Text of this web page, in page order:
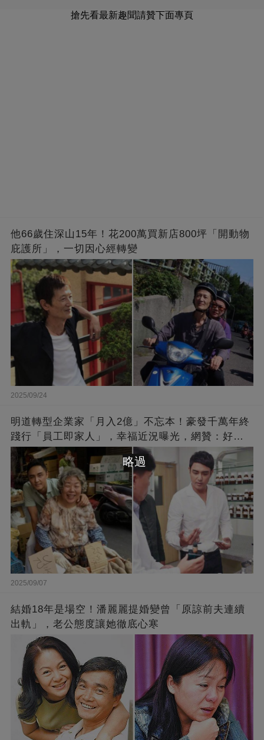
搶先看最新趣聞請贊下面專頁
他66歲住深山15年！花200萬買新店800坪「開動物
庇護所」，一切因心經轉變
2025/09/24
明道轉型企業家「月入2億」不忘本！豪發千萬年終
踐行「員工即家人」，幸福近況曝光，網贊：好老
闆的福報
2025/09/07
結婚18年是場空！潘麗麗提婚變曾「原諒前夫連續
出軌」，老公態度讓她徹底心寒
略過